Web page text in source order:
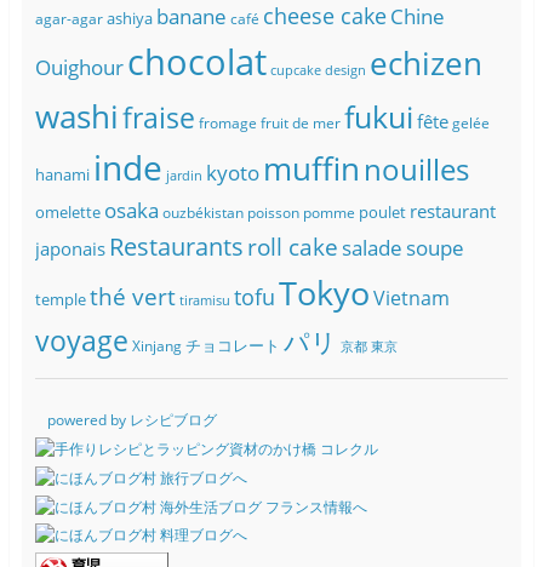
agar-agar ashiya banane café cheese cakeChine
Ouighourchocolat cupcake design echizen
washifraise fromage fruit de mer fukui fête gelée
hanami inde jardin kyoto muffin nouilles
omelette osaka ouzbékistan poisson pomme poulet restaurant
japonais Restaurantsroll cake salade soupe
templethé vert tiramisu tofuTokyoVietnam
voyage Xinjang チョコレート パリ 京都 東京
powered by レシピブログ